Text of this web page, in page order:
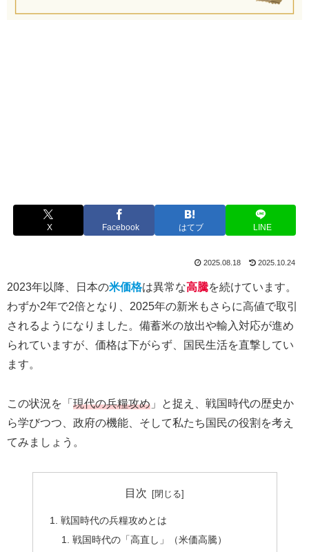
X Facebook はてブ LINE
2025.08.18 2025.10.24
2023年以降、日本の米価格は異常な高騰を続けています。
わずか2年で2倍となり、2025年の新米もさらに高値で取引
されるようになりました。備蓄米の放出や輸入対応が進め
られていますが、価格は下がらず、国民生活を直撃してい
ます。
この状況を「 現代の兵糧攻め 」と捉え、戦国時代の歴史か
ら学びつつ、政府の機能、そして私たち国民の役割を考え
てみましょう。
目次
戦国時代の兵糧攻めとは
戦国時代の「高直し」（米価高騰）